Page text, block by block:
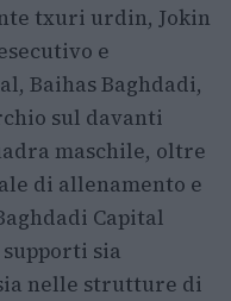
txuri urdin, Jokin
e
Baihas Baghdadi,
sul davanti
maschile, oltre
di allenamento e
Capital
sia
nelle strutture di